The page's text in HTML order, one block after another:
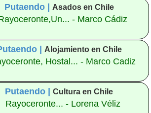
Putaendo | Asados en Chile
- Marco Cádiz
| Alojamiento en Chile
Hostal... - Marco Cadiz
Putaendo |Cultura en Chile
Rayoceronte... - Lorena Véliz